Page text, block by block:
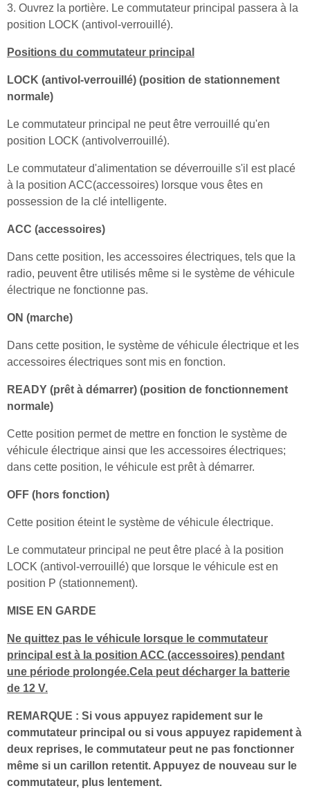
3. Ouvrez la portière. Le commutateur principal passera à la
position LOCK (antivol-verrouillé).
Positions du commutateur principal
LOCK (antivol-verrouillé) (position de stationnement
normale)
Le commutateur principal ne peut être verrouillé qu'en
position LOCK (antivolverrouillé).
Le commutateur d'alimentation se déverrouille s'il est placé
à la position ACC(accessoires) lorsque vous êtes en
possession de la clé intelligente.
ACC (accessoires)
Dans cette position, les accessoires électriques, tels que la
radio, peuvent être utilisés même si le système de véhicule
électrique ne fonctionne pas.
ON (marche)
Dans cette position, le système de véhicule électrique et les
accessoires électriques sont mis en fonction.
READY (prêt à démarrer) (position de fonctionnement
normale)
Cette position permet de mettre en fonction le système de
véhicule électrique ainsi que les accessoires électriques;
dans cette position, le véhicule est prêt à démarrer.
OFF (hors fonction)
Cette position éteint le système de véhicule électrique.
Le commutateur principal ne peut être placé à la position
LOCK (antivol-verrouillé) que lorsque le véhicule est en
position P (stationnement).
MISE EN GARDE
Ne quittez pas le véhicule lorsque le commutateur
principal est à la position ACC (accessoires) pendant
une période prolongée.Cela peut décharger la batterie
de 12 V.
REMARQUE : Si vous appuyez rapidement sur le
commutateur principal ou si vous appuyez rapidement à
deux reprises, le commutateur peut ne pas fonctionner
même si un carillon retentit. Appuyez de nouveau sur le
commutateur, plus lentement.